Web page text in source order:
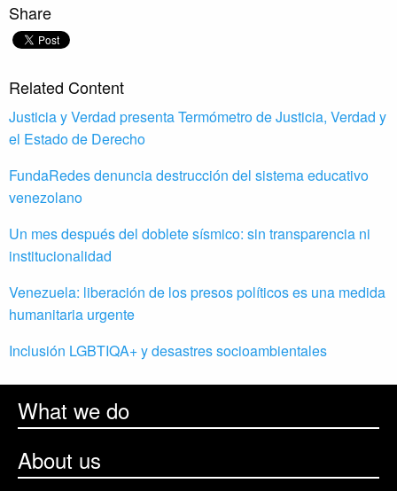
Share
Related Content
Justicia y Verdad presenta Termómetro de Justicia, Verdad y
el Estado de Derecho
FundaRedes denuncia destrucción del sistema educativo
venezolano
Un mes después del doblete sísmico: sin transparencia ni
institucionalidad
Venezuela: liberación de los presos políticos es una medida
humanitaria urgente
Inclusión LGBTIQA+ y desastres socioambientales
What we do
About us